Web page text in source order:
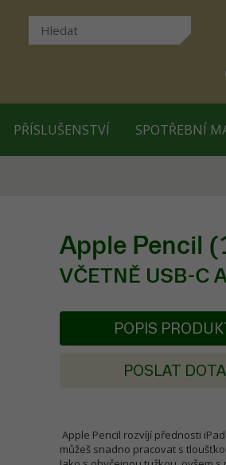
PŘÍSLUŠENSTVÍ SPOTŘEBNÍ
Apple Pencil
VČETNĚ USB-C
POPIS
POSLAT
Apple Pencil rozvíjí přednosti
můžeš snadno pracovat s